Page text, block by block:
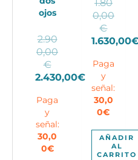
ojos
2.90
0,00
€El
precio
era:
2.900,00€.
2.430,00€
precio
actual
es:
2.430,00€.
Paga
y
señal:
30,0
0€
1.80
0,00
€El
precio
era:
1.630,00
precio
actual
es:
Paga
y
señal:
30,0
0€
AÑADIR
AL
CARRITO